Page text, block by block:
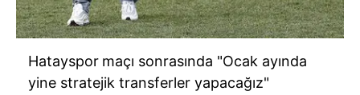
Hatayspor maçı sonrasında "Ocak ayında
yine stratejik transferler yapacağız"